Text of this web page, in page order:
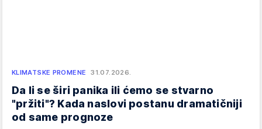
KLIMATSKE PROMENE 31.07.2026.
Da li se širi panika ili ćemo se stvarno
"pržiti"? Kada naslovi postanu dramatičniji
od same prognoze